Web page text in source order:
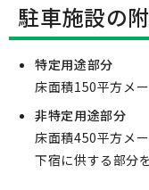
駐車施設の
特定用途部分
床面積150平方メ
非特定用途部分
床面積450平方メ
下宿に供する部分